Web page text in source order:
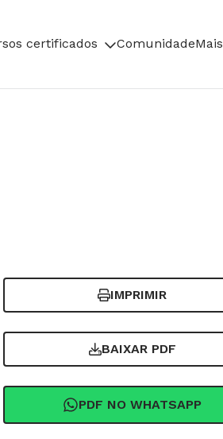
certificados ComunidadeMais
IMPRIMIR
BAIXAR PDF
PDF NO WHATSAPP